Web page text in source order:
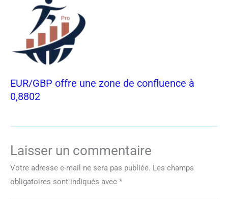
EUR/GBP offre une zone de confluence à
0,8802
Laisser un commentaire
Votre adresse e-mail ne sera pas publiée. Les champs
obligatoires sont indiqués avec *